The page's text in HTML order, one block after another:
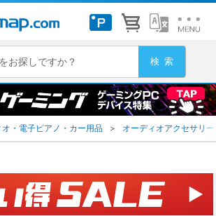
オ・電子ピアノ・カー用品 ＞ オーディオアクセサリ